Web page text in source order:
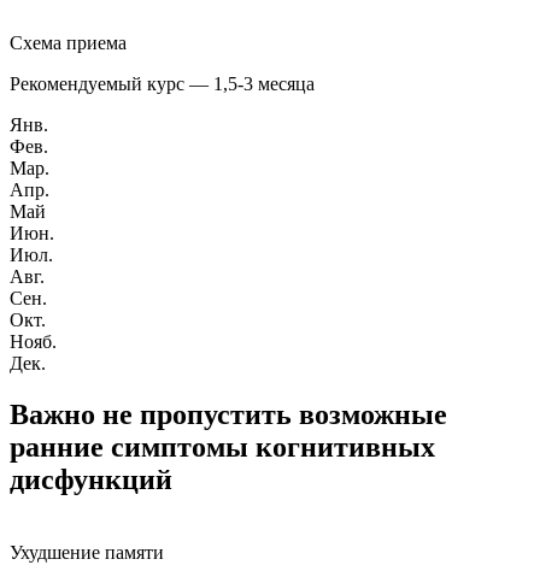
Схема приема
Рекомендуемый курс — 1,5-3 месяца
Янв.
Фев.
Мар.
Апр.
Май
Июн.
Июл.
Авг.
Сен.
Окт.
Нояб.
Дек.
Важно не пропустить возможные
ранние симптомы когнитивных
дисфункций
Ухудшение памяти